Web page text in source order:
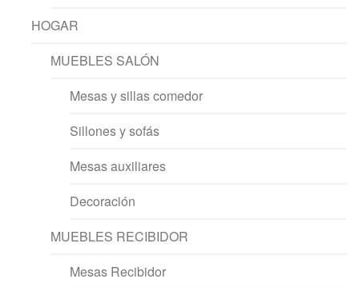
HOGAR
MUEBLES SALÓN
Mesas y sillas comedor
Sillones y sofás
Mesas auxiliares
Decoración
MUEBLES RECIBIDOR
Mesas Recibidor